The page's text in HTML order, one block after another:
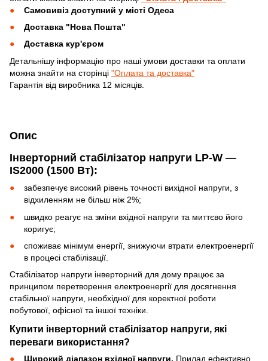
Опис
Інверторний стабілізатор напруги LP-W —
IS2000 (1500 Вт):
забезпечує високий рівень точності вихідної напруги, з
відхиленням не більш ніж 2%;
швидко реагує на зміни вхідної напруги та миттєво його
коригує;
споживає мінімум енергії, знижуючи втрати електроенергії
в процесі стабілізації.
Стабілізатор напруги інверторний для дому працює за
принципом перетворення електроенергії для досягнення
стабільної напруги, необхідної для коректної роботи
побутової, офісної та іншої техніки.
Купити інверторний стабілізатор напруги, які
переваги використання?
Широкий діапазон вхідної напруги. Прилад ефективно
Самовивіз доступний у місті Одеса
Доставка "Нова Пошта"
Доставка кур'єром
Детальнішу інформацію про наші умови доставки та оплати
можна знайти на сторінці "Оплата та доставка"
Гарантія від виробника 12 місяців.